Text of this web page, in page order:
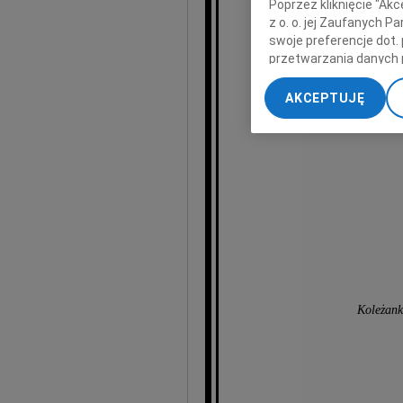
dr.
Miejskiego
Poprzez kliknięcie
z o. o. jej Zaufanych
swoje preferencje dot.
przetwarzania danych
„Ustawienia
My, nasi Zaufani
dokładnych danych
Przechowywanie
AKCEPTUJĘ